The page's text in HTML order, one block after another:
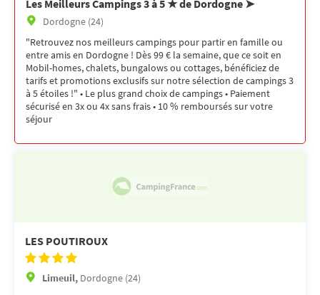
Les Meilleurs Campings 3 à 5 ★ de Dordogne ➤
Dordogne (24)
"Retrouvez nos meilleurs campings pour partir en famille ou
entre amis en Dordogne ! Dès 99 € la semaine, que ce soit en
Mobil-homes, chalets, bungalows ou cottages, bénéficiez de
tarifs et promotions exclusifs sur notre sélection de campings 3
à 5 étoiles !" • Le plus grand choix de campings • Paiement
sécurisé en 3x ou 4x sans frais • 10 % remboursés sur votre
séjour
LES POUTIROUX
Limeuil, Dordogne (24)